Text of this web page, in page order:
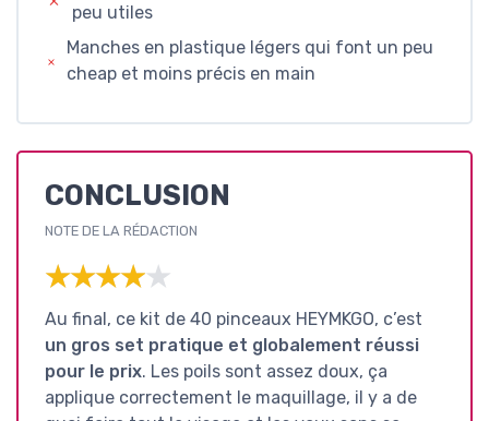
peu utiles
Manches en plastique légers qui font un peu
cheap et moins précis en main
CONCLUSION
NOTE DE LA RÉDACTION
★★★★★
★★★★★
Au final, ce kit de 40 pinceaux HEYMKGO, c’est
un gros set pratique et globalement réussi
pour le prix. Les poils sont assez doux, ça
applique correctement le maquillage, il y a de